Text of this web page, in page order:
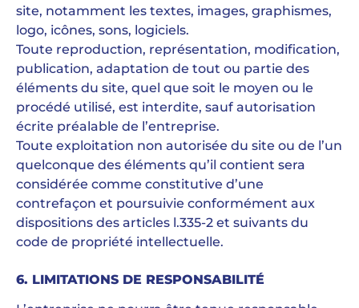
site, notamment les textes, images, graphismes,
logo, icônes, sons, logiciels.
Toute reproduction, représentation, modification,
publication, adaptation de tout ou partie des
éléments du site, quel que soit le moyen ou le
procédé utilisé, est interdite, sauf autorisation
écrite préalable de l’entreprise.
Toute exploitation non autorisée du site ou de l’un
quelconque des éléments qu’il contient sera
considérée comme constitutive d’une
contrefaçon et poursuivie conformément aux
dispositions des articles l.335-2 et suivants du
code de propriété intellectuelle.
6. LIMITATIONS DE RESPONSABILITÉ